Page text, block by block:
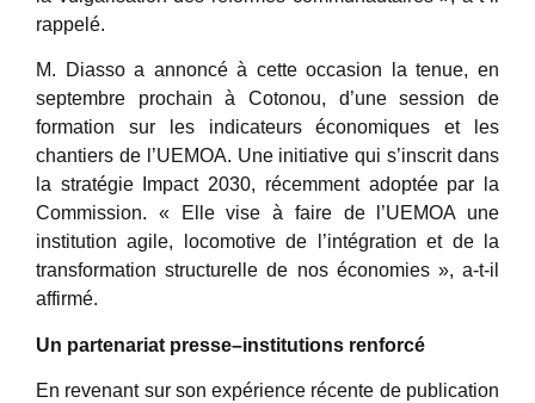
rappelé.
M. Diasso a annoncé à cette occasion la tenue, en
septembre prochain à Cotonou, d’une session de
formation sur les indicateurs économiques et les
chantiers de l’UEMOA. Une initiative qui s’inscrit dans
la stratégie Impact 2030, récemment adoptée par la
Commission. « Elle vise à faire de l’UEMOA une
institution agile, locomotive de l’intégration et de la
transformation structurelle de nos économies », a-t-il
affirmé.
Un partenariat presse–institutions renforcé
En revenant sur son expérience récente de publication